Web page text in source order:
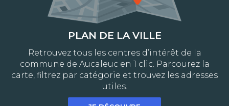
PLAN DE LA VILLE
Retrouvez tous les centres d’intérêt de la
commune de Aucaleuc en 1 clic. Parcourez la
carte, filtrez par catégorie et trouvez les adresses
utiles.